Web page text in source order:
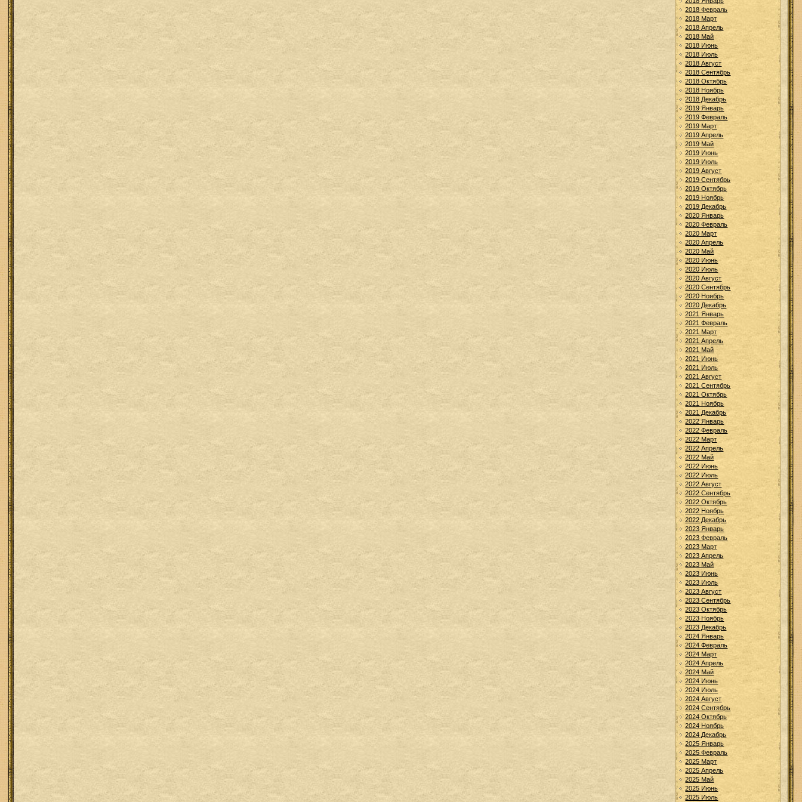
2018 Февраль
2018 Март
2018 Апрель
2018 Май
2018 Июнь
2018 Июль
2018 Август
2018 Сентябрь
2018 Октябрь
2018 Ноябрь
2018 Декабрь
2019 Январь
2019 Февраль
2019 Март
2019 Апрель
2019 Май
2019 Июнь
2019 Июль
2019 Август
2019 Сентябрь
2019 Октябрь
2019 Ноябрь
2019 Декабрь
2020 Январь
2020 Февраль
2020 Март
2020 Апрель
2020 Май
2020 Июнь
2020 Июль
2020 Август
2020 Сентябрь
2020 Ноябрь
2020 Декабрь
2021 Январь
2021 Февраль
2021 Март
2021 Апрель
2021 Май
2021 Июнь
2021 Июль
2021 Август
2021 Сентябрь
2021 Октябрь
2021 Ноябрь
2021 Декабрь
2022 Январь
2022 Февраль
2022 Март
2022 Апрель
2022 Май
2022 Июнь
2022 Июль
2022 Август
2022 Сентябрь
2022 Октябрь
2022 Ноябрь
2022 Декабрь
2023 Январь
2023 Февраль
2023 Март
2023 Апрель
2023 Май
2023 Июнь
2023 Июль
2023 Август
2023 Сентябрь
2023 Октябрь
2023 Ноябрь
2023 Декабрь
2024 Январь
2024 Февраль
2024 Март
2024 Апрель
2024 Май
2024 Июнь
2024 Июль
2024 Август
2024 Сентябрь
2024 Октябрь
2024 Ноябрь
2024 Декабрь
2025 Январь
2025 Февраль
2025 Март
2025 Апрель
2025 Май
2025 Июнь
2025 Июль